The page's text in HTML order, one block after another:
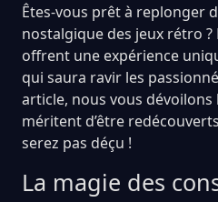
Êtes-vous prêt à replonger
nostalgique des jeux rétro ?
offrent une expérience
qui saura ravir les
article, nous vous
méritent d’être
serez pas déçu !
La magie des